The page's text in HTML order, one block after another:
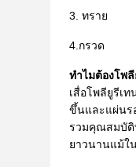
3. ทราย
4.กรวด
ทำไมต้องโพ
เสื่อโพลียูรีเ
ขึ้นและแผ่นร
รวมคุณสมบัติ
ยาวนานแม้ใ